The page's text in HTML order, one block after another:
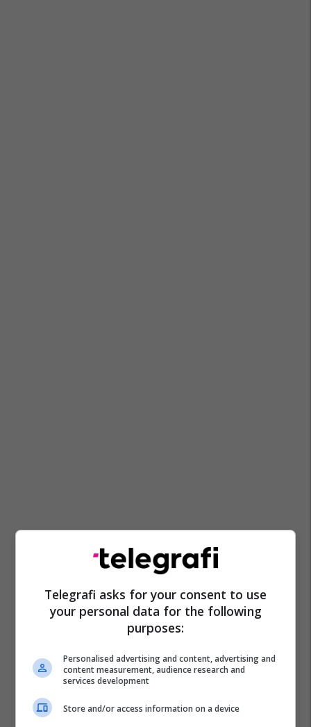
Telegrafi asks for your consent to use
your personal data for the following
purposes:
Personalised advertising and content, advertising and
content measurement, audience research and
services development
Store and/or access information on a device